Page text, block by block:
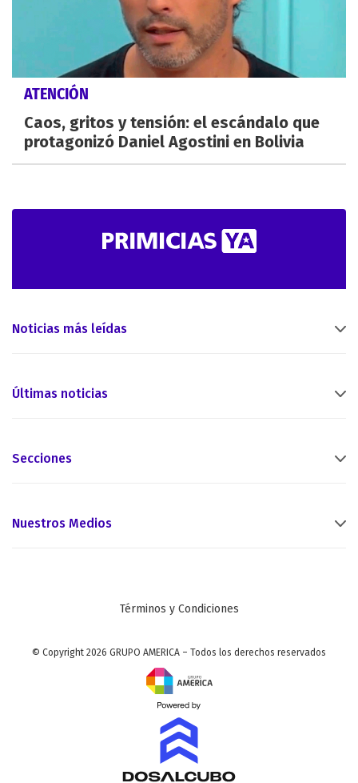
ATENCIÓN
Caos, gritos y tensión: el escándalo que
protagonizó Daniel Agostini en Bolivia
Noticias más leídas
Últimas noticias
Secciones
Nuestros Medios
Términos y Condiciones
© Copyright 2026 GRUPO AMERICA – Todos los derechos reservados